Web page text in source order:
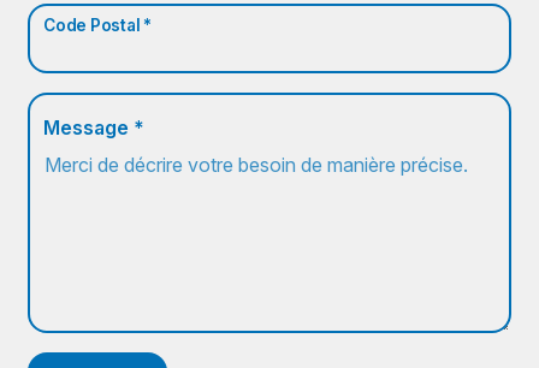
Code Postal *
Message *